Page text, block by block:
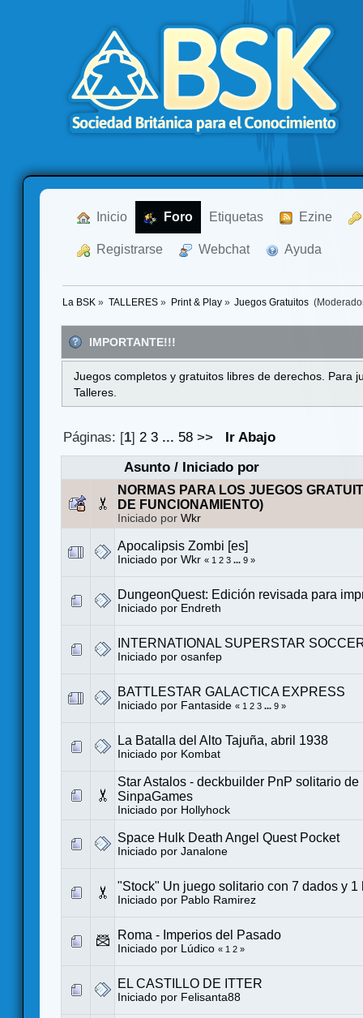
Inicio Foro Etiquetas Ezine
Registrarse Webchat Ayuda
La BSK » TALLERES» Print & Play» Juegos Gratuitos
IMPORTANTE!!!
Juegos completos y gratuitos libres de derechos. Para
Talleres.
Páginas: [1] 2 3 ... 58 >>
Ir Abajo
Asunto/ Iniciado por
NORMAS PARA LOS JUEGOS
DE FUNCIONAMIENTO)
Iniciado por Wkr
Apocalipsis Zombi [es]
Iniciado por Wkr « 1 2 3 ... 9 »
DungeonQuest: Edición revisada para
Iniciado por Endreth
INTERNATIONAL SUPERSTAR
Iniciado por osanfep
BATTLESTAR GALACTICA EXPRESS
Iniciado por Fantaside « 1 2 3 ... 9 »
La Batalla del Alto Tajuña, abril 1938
Iniciado por Kombat
Star Astalos - deckbuilder PnP solitario de
SinpaGames
Iniciado por Hollyhock
Space Hulk Death Angel Quest Pocket
Iniciado por Janalone
"Stock" Un juego solitario con 7 dados y 1
Iniciado por Pablo Ramirez
Roma - Imperios del Pasado
Iniciado por Lúdico « 1 2 »
EL CASTILLO DE ITTER
Iniciado por Felisanta88